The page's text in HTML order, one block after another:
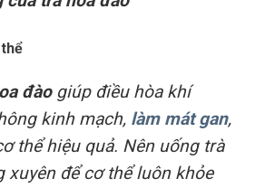
đàogiúp điều hòa khí
kinh mạch, làm mát gan,
thể hiệu quả. Nên uống trà
xuyên để cơ thể luôn khỏe